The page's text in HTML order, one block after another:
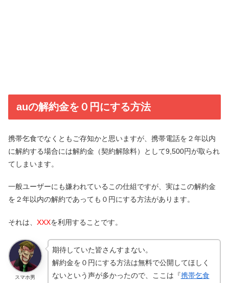
auの解約金を０円にする方法
携帯乞食でなくともご存知かと思いますが、携帯電話を２年以内
に解約する場合には解約金（契約解除料）として9,500円が取られ
てしまいます。
一般ユーザーにも嫌われているこの仕組ですが、実はこの解約金
を２年以内の解約であっても０円にする方法があります。
それは、 XXXを利用することです。
スマホ男
期待していた皆さんすまない。
解約金を０円にする方法は無料で公開してほしく
ないという声が多かったので、ここは『携帯乞食